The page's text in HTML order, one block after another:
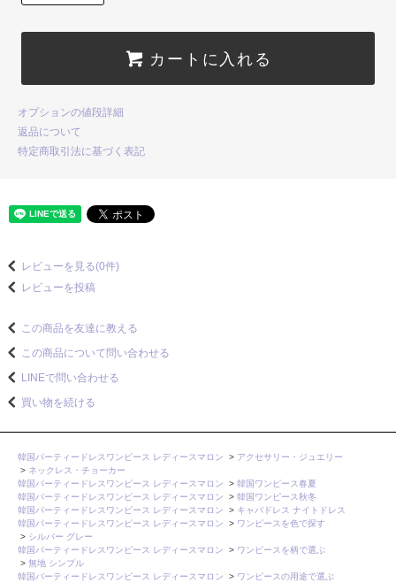
カートに入れる
オプションの値段詳細
返品について
特定商取引法に基づく表記
レビューを見る(0件)
レビューを投稿
この商品を友達に教える
この商品について問い合わせる
LINEで問い合わせる
買い物を続ける
韓国パーティードレスワンピース レディースマロン > アクセサリー・ジュエリー
> ネックレス・チョーカー
韓国パーティードレスワンピース レディースマロン
> 韓国ワンピース春夏
韓国パーティードレスワンピース レディースマロン
> 韓国ワンピース秋冬
韓国パーティードレスワンピース レディースマロン
> キャバドレス ナイトドレス
韓国パーティードレスワンピース レディースマロン
> ワンピースを色で探す
> シルバー グレー
韓国パーティードレスワンピース レディースマロン
> ワンピースを柄で選ぶ
> 無地 シンプル
韓国パーティードレスワンピース レディースマロン
> ワンピースの用途で選ぶ